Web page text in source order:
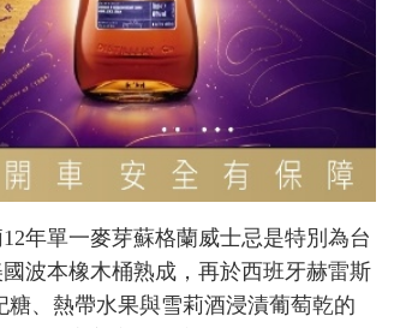
年單一麥芽蘇格蘭威士忌是特別為台
波本橡木桶熟成，再於西班牙赫雷斯
糖、熱帶水果與雪莉酒浸漬葡萄乾的